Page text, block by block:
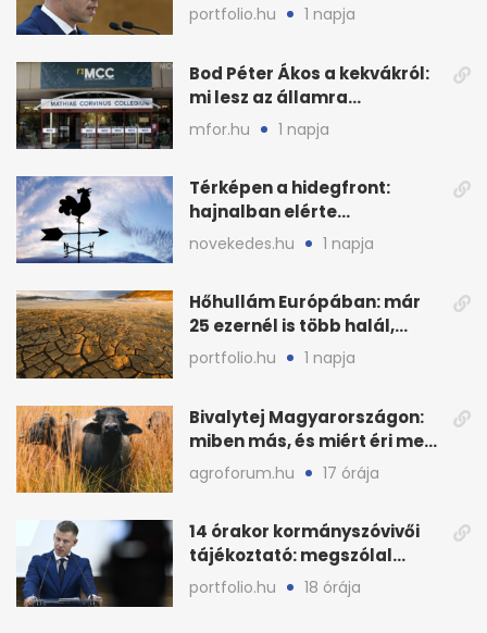
fogyasztáscsökkentés
portfolio.hu 1 napja
Bod Péter Ákos a kekvákról:
mi lesz az államra
visszaszálló vagyonnal?
mfor.hu 1 napja
Térképen a hidegfront:
hajnalban elérte
Magyarország határát
novekedes.hu 1 napja
Hőhullám Európában: már
25 ezernél is több halál,
folytatódhat
portfolio.hu 1 napja
Bivalytej Magyarországon:
miben más, és miért éri meg
feldolgozni?
agroforum.hu 17 órája
14 órakor kormányszóvivői
tájékoztató: megszólal
Magyar Péter is
portfolio.hu 18 órája